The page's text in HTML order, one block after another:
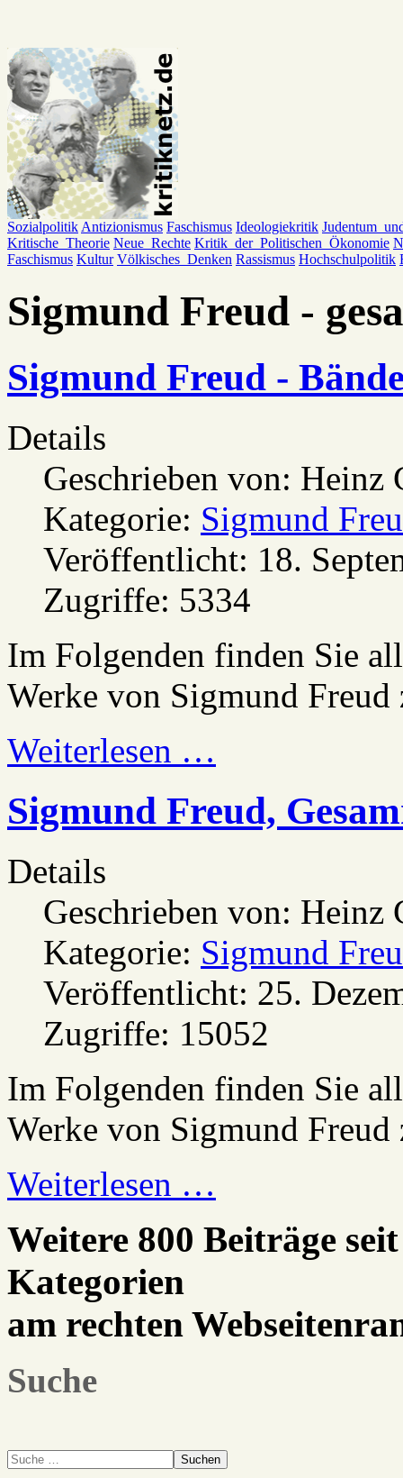
Sozialpolitik Antizionismus Faschismus Ideologiekritik
Kritische_Theorie Neue_Rechte Kritik_der_Politischen_Ökonomie
Faschismus Kultur Völkisches_Denken Rassismus Hochschulpolitik
Sigmund Freud -
Sigmund Freud -
Details
Geschrieben von: Heinz
Kategorie: Sigmund
Veröffentlicht: 18.
Zugriffe: 5334
Im Folgenden finden Sie
Werke von Sigmund
Weiterlesen …
Sigmund Freud,
Details
Geschrieben von: Heinz
Kategorie: Sigmund
Veröffentlicht: 25.
Zugriffe: 15052
Im Folgenden finden Sie
Werke von Sigmund
Weiterlesen …
Weitere 800 Beiträge
Kategorien
am rechten
Suche
Suchen